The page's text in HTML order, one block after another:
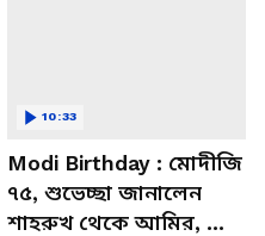
Modi Birthday : মোদীজি
৭৫, শুভেচ্ছা জানালেন
শাহরুখ থেকে আমির, কী
10:33